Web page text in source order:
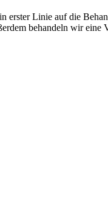
erster Linie auf die
behandeln wir eine